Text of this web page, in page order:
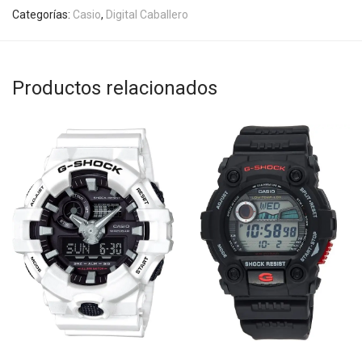
Categorías: Casio, Digital Caballero
Productos relacionados